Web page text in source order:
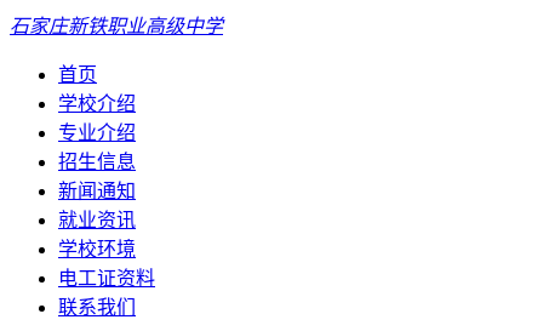
石家庄新铁职业高级中学
首页
学校介绍
专业介绍
招生信息
新闻通知
就业资讯
学校环境
电工证资料
联系我们